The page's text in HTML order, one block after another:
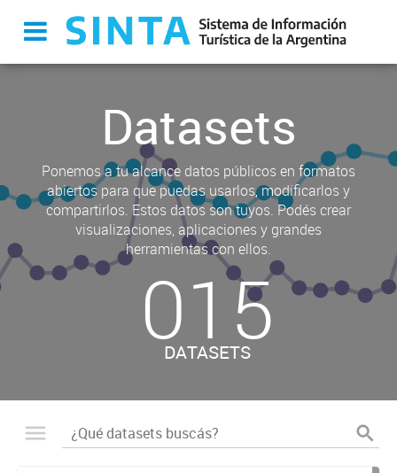
Datasets
Ponemos a tu alcance datos públicos en formatos
abiertos para que puedas usarlos, modificarlos y
compartirlos. Estos datos son tuyos. Podés crear
visualizaciones, aplicaciones y grandes
herramientas con ellos.
015
DATASETS